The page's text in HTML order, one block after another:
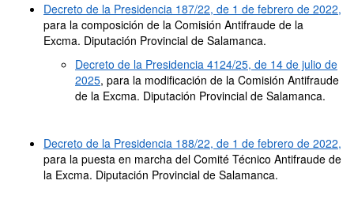
Decreto de la Presidencia 187/22, de 1 de febrero de 2022,
para la composición de la Comisión Antifraude de la
Excma. Diputación Provincial de Salamanca.
Decreto de la Presidencia 4124/25, de 14 de julio de
2025, para la modificación de la Comisión Antifraude
de la Excma. Diputación Provincial de Salamanca.
Decreto de la Presidencia 188/22, de 1 de febrero de 2022,
para la puesta en marcha del Comité Técnico Antifraude de
la Excma. Diputación Provincial de Salamanca.